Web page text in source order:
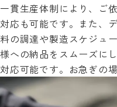
一貫生産体制により、ご
対応も可能です。また、
料の調達や製造スケジュ
様への納品をスムーズに
対応可能です。お急ぎの